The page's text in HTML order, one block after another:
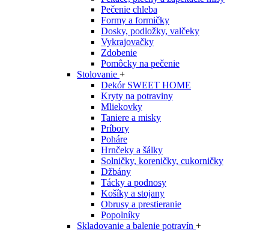
Pečenie chleba
Formy a formičky
Dosky, podložky, valčeky
Vykrajovačky
Zdobenie
Pomôcky na pečenie
Stolovanie +
Dekór SWEET HOME
Kryty na potraviny
Mliekovky
Taniere a misky
Príbory
Poháre
Hrnčeky a šálky
Solničky, koreničky, cukorničky
Džbány
Tácky a podnosy
Košíky a stojany
Obrusy a prestieranie
Popolníky
Skladovanie a balenie potravín +